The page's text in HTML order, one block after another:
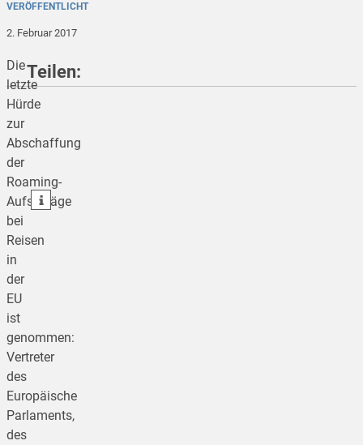
VERÖFFENTLICHT
2. Februar 2017
Die
letzte
Hürde
zur
Abschaffung
der
Roaming-
Aufschläge
bei
Reisen
in
der
EU
ist
genommen:
Vertreter
des
Europäische
Parlaments,
des
Teilen:
teilen
teilen